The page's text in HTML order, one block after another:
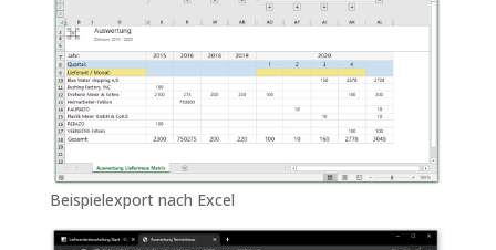
Beispielexport nach Excel